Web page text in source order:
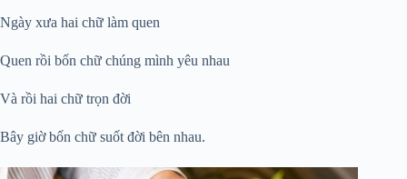
Ngày xưa hai chữ làm quen
Quen rồi bốn chữ chúng mình yêu nhau
Và rồi hai chữ trọn đời
Bây giờ bốn chữ suốt đời bên nhau.